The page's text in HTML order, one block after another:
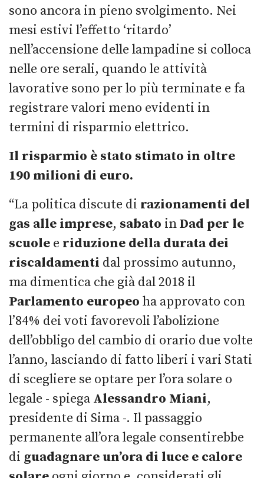
sono ancora in pieno svolgimento. Nei
mesi estivi l’effetto ‘ritardo’
nell’accensione delle lampadine si colloca
nelle ore serali, quando le attività
lavorative sono per lo più terminate e fa
registrare valori meno evidenti in
termini di risparmio elettrico.
Il risparmio è stato stimato in oltre
190 milioni di euro.
“La politica discute di razionamenti del
gas alle imprese, sabato inDad per le
scuole e riduzione della durata dei
riscaldamenti dal prossimo autunno,
ma dimentica che già dal 2018 il
Parlamento europeo ha approvato con
l’84% dei voti favorevoli l’abolizione
dell’obbligo del cambio di orario due volte
l’anno, lasciando di fatto liberi i vari Stati
di scegliere se optare per l’ora solare o
legale - spiega Alessandro Miani,
presidente di Sima -. Il passaggio
permanente all’ora legale consentirebbe
di guadagnare un’ora di luce e calore